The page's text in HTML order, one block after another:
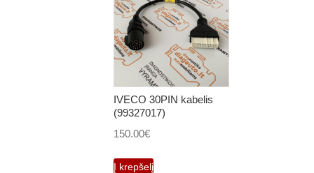
IVECO 30PIN kabelis
(99327017)
150.00€
Į krepšelį